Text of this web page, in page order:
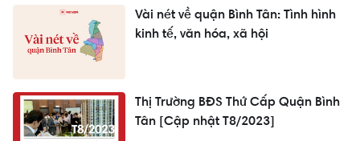
Vài nét về quận Bình Tân: Tình hình
kinh tế, văn hóa, xã hội
Thị Trường BĐS Thứ Cấp Quận Bình
Tân [Cập nhật T8/2023]